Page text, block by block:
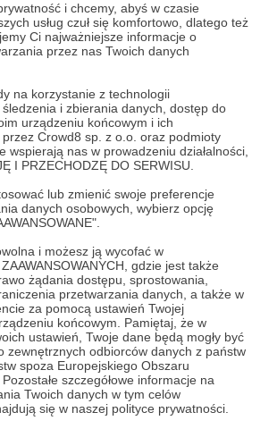
i chcemy, abyś w czasie
usług czuł się komfortowo, dlatego też
Ci najważniejsze informacje o
przez nas Twoich danych
na korzystanie z technologii
i zbierania danych, dostęp do
urządzeniu końcowym i ich
Crowd8 sp. z o.o. oraz podmioty
wspierają nas w prowadzeniu działalności,
I PRZECHODZĘ DO SERWISU.
lub zmienić swoje preferencje
danych osobowych, wybierz opcję
i możesz ją wycofać w
gdzie jest także
żądania dostępu, sprostowania,
przetwarzania danych, a także w
za pomocą ustawień Twojej
końcowym. Pamiętaj, że w
ustawień, Twoje dane będą mogły być
zewnętrznych odbiorców danych z państw
spoza Europejskiego Obszaru
szczegółowe informacje na
Twoich danych w tym celów
się w naszej polityce prywatności.
wsparcie!
wsparcie!
miesięcznie